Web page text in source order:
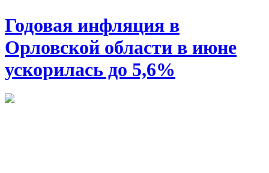
Годовая инфляция в
Орловской области в июне
ускорилась до 5,6%